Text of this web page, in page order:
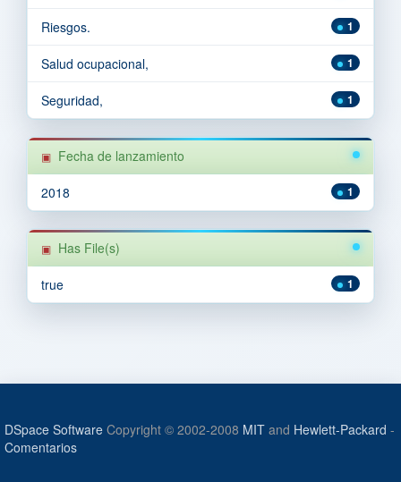
1
Riesgos.
1
Salud ocupacional,
1
Seguridad,
Fecha de lanzamiento
1
2018
Has File(s)
1
true
DSpace Software Copyright © 2002-2008 MIT and Hewlett-Packard -
Comentarios